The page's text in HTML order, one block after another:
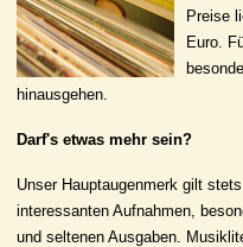
Preise
Euro.
hinausgehen.
Darf's etwas mehr sein?
Unser Hauptaugenmerk gilt
interessanten Aufnahmen,
und seltenen Ausgaben.